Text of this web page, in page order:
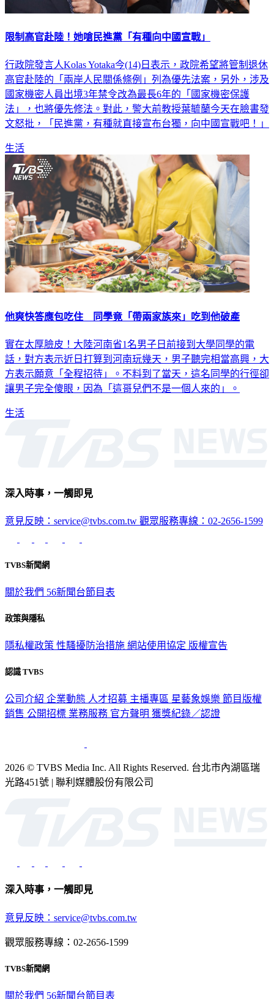
限制高官赴陸！她嗆民進黨「有種向中國宣戰」
行政院發言人Kolas Yotaka今(14)日表示，政院希望將管制退休
高官赴陸的「兩岸人民關係條例」列為優先法案，另外，涉及
國家機密人員出境3年禁令改為最長6年的「國家機密保護
法」，也將優先修法。對此，警大前教授葉毓蘭今天在臉書發
文怒批，「民進黨，有種就直接宣布台獨，向中國宣戰吧！」
生活
他爽快答應包吃住 同學竟「帶兩家族來」吃到他破產
實在太厚臉皮！大陸河南省1名男子日前接到大學同學的電
話，對方表示近日打算到河南玩幾天，男子聽完相當高興，大
方表示願意「全程招待」。不料到了當天，這名同學的行徑卻
讓男子完全傻眼，因為「這哥兒們不是一個人來的」。
生活
深入時事，一觸即見
意見反映：service@tvbs.com.tw 觀眾服務專線：02-2656-1599
TVBS新聞網
關於我們 56新聞台節目表
政策與隱私
隱私權政策 性騷擾防治措施 網站使用協定 版權宣告
認識 TVBS
公司介紹 企業動態 人才招募 主播專區 星藝象娛樂 節目版權
銷售 公開招標 業務服務 官方聲明 獲獎紀錄／認證
2026 © TVBS Media Inc. All Rights Reserved. 台北市內湖區瑞
光路451號 | 聯利媒體股份有限公司
深入時事，一觸即見
意見反映：service@tvbs.com.tw
觀眾服務專線：02-2656-1599
TVBS新聞網
關於我們 56新聞台節目表